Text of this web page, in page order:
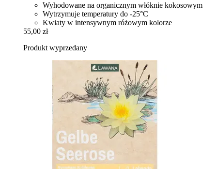
Wyhodowane na organicznym włóknie kokosowym
Wytrzymuje temperatury do -25°C
Kwiaty w intensywnym różowym kolorze
55,00 zł
Produkt wyprzedany